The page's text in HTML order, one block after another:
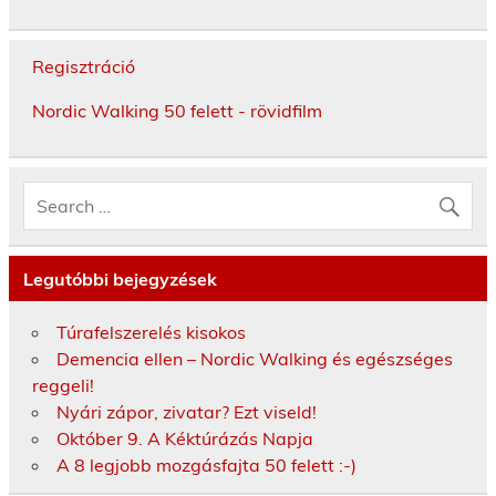
Regisztráció
Nordic Walking 50 felett - rövidfilm
Legutóbbi bejegyzések
Túrafelszerelés kisokos
Demencia ellen – Nordic Walking és egészséges
reggeli!
Nyári zápor, zivatar? Ezt viseld!
Október 9. A Kéktúrázás Napja
A 8 legjobb mozgásfajta 50 felett :-)